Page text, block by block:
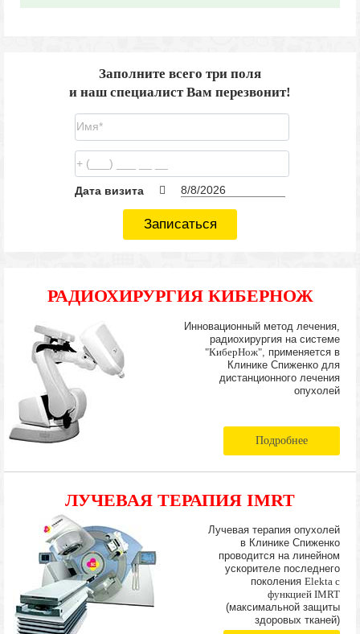
Заполните всего три поля
и наш специалист Вам перезвонит!
Дата визита
Записаться
РАДИОХИРУРГИЯ КИБЕРНОЖ
Инновационный метод лечения,
радиохирургия на системе
"КиберНож" , применяется в
Клинике Спиженко для
дистанционного лечения
опухолей
Подробнее
ЛУЧЕВАЯ ТЕРАПИЯ IMRT
Лучевая терапия опухолей
в Клинике Спиженко
проводится на линейном
ускорителе последнего
поколения Elekta с
функцией IMRT
(максимальной защиты
здоровых тканей)